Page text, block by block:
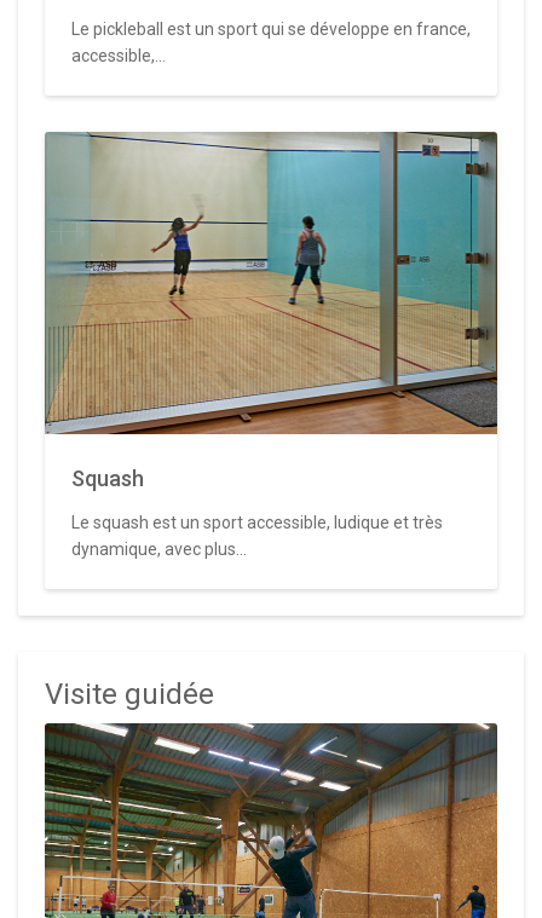
Le pickleball est un sport qui se développe en france,
accessible,...
Squash
Le squash est un sport accessible, ludique et très
dynamique, avec plus...
Visite guidée
Le badminton